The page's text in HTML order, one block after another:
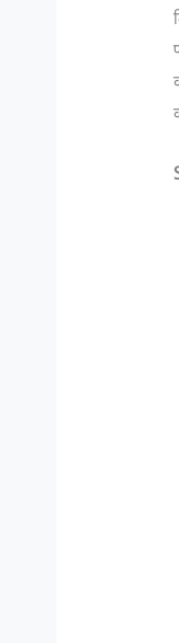
हूं। बंगलोर में मेरी एक
है। मेरा परिवार कुवैत